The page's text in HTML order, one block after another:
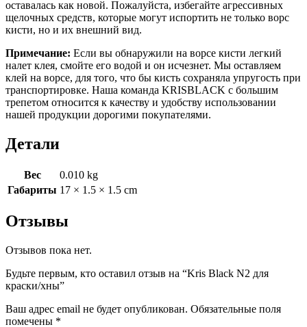
оставалась как новой. Пожалуйста, избегайте агрессивных
щелочных средств, которые могут испортить не только ворс
кисти, но и их внешний вид.
Примечание: Если вы обнаружили на ворсе кисти легкий
налет клея, смойте его водой и он исчезнет. Мы оставляем
клей на ворсе, для того, что бы кисть сохраняла упругость при
транспортировке. Наша команда KRISBLACK с большим
трепетом относится к качеству и удобству использовании
нашей продукции дорогими покупателями.
Детали
Вес
0.010 kg
Габариты 17 × 1.5 × 1.5 cm
Отзывы
Отзывов пока нет.
Будьте первым, кто оставил отзыв на “Kris Black N2 для
краски/хны”
Ваш адрес email не будет опубликован. Обязательные поля
помечены *